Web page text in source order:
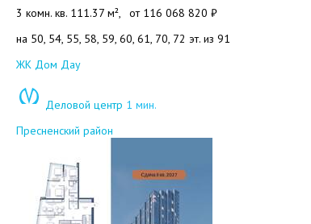
3 комн. кв. 111.37 м², от 116 068 820 ₽
на 50, 54, 55, 58, 59, 60, 61, 70, 72 эт. из 91
Добавить в избранное
ЖК Дом Дау
Деловой центр 1 мин.
Пресненский район